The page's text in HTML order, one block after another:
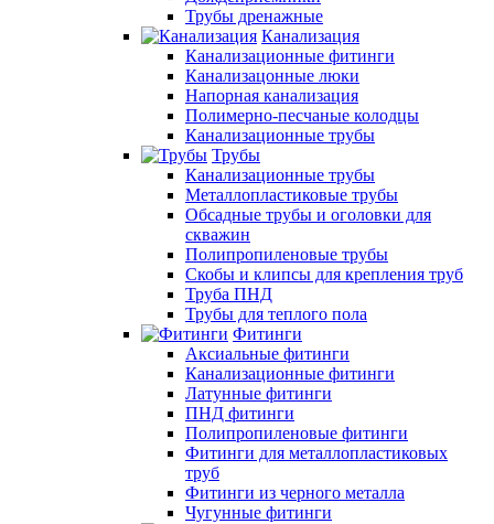
Трубы дренажные
Канализация
Канализационные фитинги
Канализацонные люки
Напорная канализация
Полимерно-песчаные колодцы
Канализационные трубы
Трубы
Канализационные трубы
Металлопластиковые трубы
Обсадные трубы и оголовки для
скважин
Полипропиленовые трубы
Скобы и клипсы для крепления труб
Труба ПНД
Трубы для теплого пола
Фитинги
Аксиальные фитинги
Канализационные фитинги
Латунные фитинги
ПНД фитинги
Полипропиленовые фитинги
Фитинги для металлопластиковых
труб
Фитинги из черного металла
Чугунные фитинги